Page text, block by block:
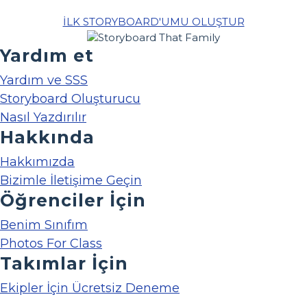
İLK STORYBOARD'UMU OLUŞTUR
Yardım et
Yardım ve SSS
Storyboard Oluşturucu
Nasıl Yazdırılır
Hakkında
Hakkımızda
Bizimle İletişime Geçin
Öğrenciler İçin
Benim Sınıfım
Photos For Class
Takımlar İçin
Ekipler İçin Ücretsiz Deneme